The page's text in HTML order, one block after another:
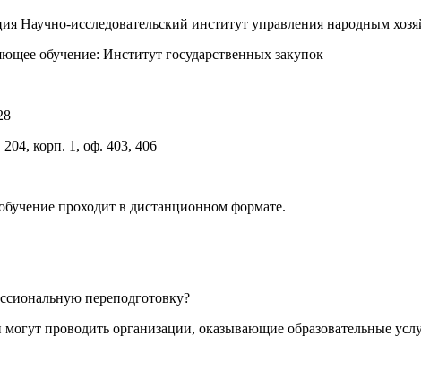
Научно-исследовательский институт управления народным
обучение: Институт государственных закупок
корп. 1, оф. 403, 406
проходит в дистанционном формате.
переподготовку?
проводить организации, оказывающие образовательные